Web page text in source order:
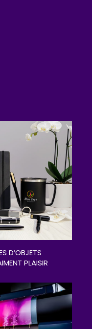
D’OBJETS
PLAISIR